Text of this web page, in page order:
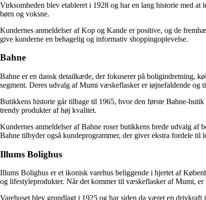
Virksomheden blev etableret i 1928 og har en lang historie med
børn og voksne.
Kundernes anmeldelser af Kop og Kande er positive, og de
give kunderne en behagelig og informativ shoppingoplevelse.
Bahne
Bahne er en dansk detailkæde, der fokuserer på boligindretning,
segment. Deres udvalg af Mumi væskeflasker er iøjnefaldende
Butikkens historie går tilbage til 1965, hvor den første Bahne-
trendy produkter af høj kvalitet.
Kundernes anmeldelser af Bahne roser butikkens brede udvalg
Bahne tilbyder også kundeprogrammer, der giver ekstra fordele til
Illums Bolighus
Illums Bolighus er et ikonisk varehus beliggende i hjertet af
og lifestyleprodukter. Når det kommer til væskeflasker af Mumi,
Varehuset blev grundlagt i 1925 og har siden da været en